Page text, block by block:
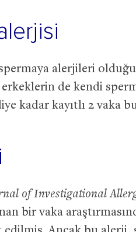
spermaya alerjileri
de kendi
kadar kayıtlı 2 vaka
of Investigational
bir vaka